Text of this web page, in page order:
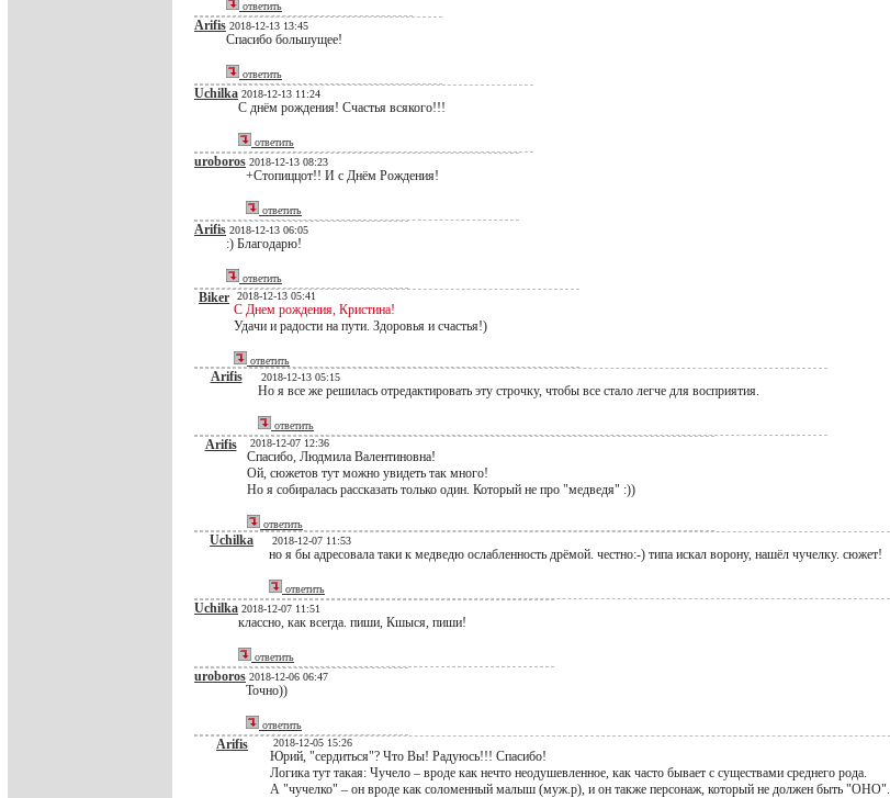
ответить
Arifis 2018-12-13 13:45
Спасибо большущее!
ответить
Uchilka 2018-12-13 11:24
С днём рождения! Счастья всякого!!!
ответить
uroboros 2018-12-13 08:23
+Стопиццот!! И с Днём Рождения!
ответить
Arifis 2018-12-13 06:05
:) Благодарю!
ответить
Biker 2018-12-13 05:41
С Днем рождения, Кристина!
Удачи и радости на пути. Здоровья и счастья!)
ответить
Arifis 2018-12-13 05:15
Но я все же решилась отредактировать эту строчку, чтобы все стало легче для восприятия.
ответить
Arifis 2018-12-07 12:36
Спасибо, Людмила Валентиновна!
Ой, сюжетов тут можно увидеть так много!
Но я собиралась рассказать только один. Который не про "медведя" :))
ответить
Uchilka 2018-12-07 11:53
но я бы адресовала таки к медведю ослабленность дрёмой. честно:-) типа искал ворону, нашёл чучелку. сюжет!
ответить
Uchilka 2018-12-07 11:51
классно, как всегда. пиши, Кшыся, пиши!
ответить
uroboros 2018-12-06 06:47
Точно))
ответить
Arifis 2018-12-05 15:26
Юрий, "сердиться"? Что Вы! Радуюсь!!! Спасибо!
Логика тут такая: Чучело – вроде как нечто неодушевленное, как часто бывает с существами среднего рода.
А "чучелко" – он вроде как соломенный малыш (муж.р), и он также персонаж, который не должен быть "ОНО".